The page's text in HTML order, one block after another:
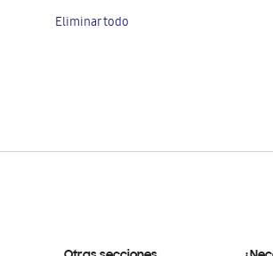
artículo
Eliminar todo